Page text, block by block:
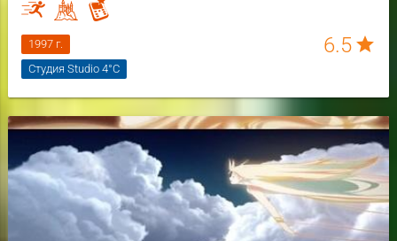
6.5 star
1997 г.
Студия Studio 4°C